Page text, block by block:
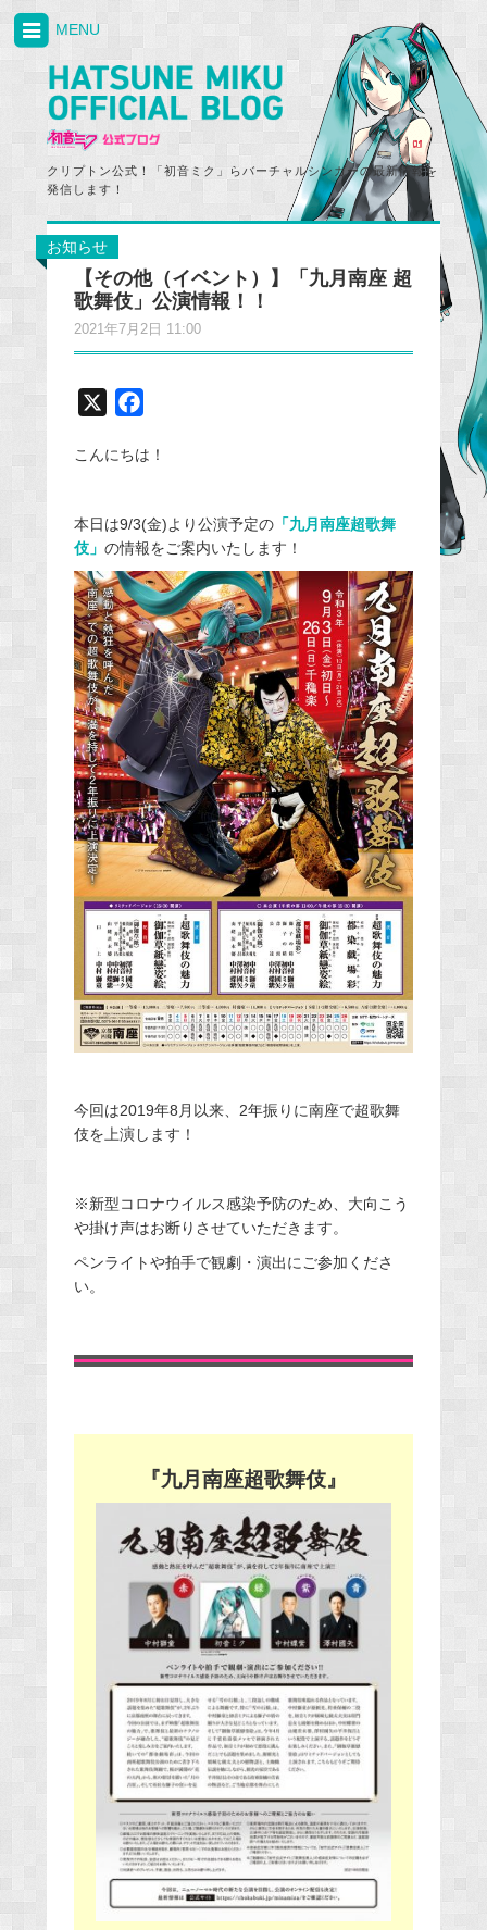
クリプトン公式！「初音ミク」らバーチャルシンガーの最新情報を
発信します！
MENU
お知らせ
【その他（イベント）】「九月南座 超
歌舞伎」公演情報！！
2021年7月2日 11:00
c
b
o
o
k
こんにちは！
本日は9/3(金)より公演予定の「九月南座超歌舞
伎」 の情報をご案内いたします！
今回は2019年8月以来、2年振りに南座で超歌舞
伎を上演します！
※新型コロナウイルス感染予防のため、大向こう
や掛け声はお断りさせていただきます。
ペンライトや拍手で観劇・演出にご参加くださ
い。
『九月南座超歌舞伎』